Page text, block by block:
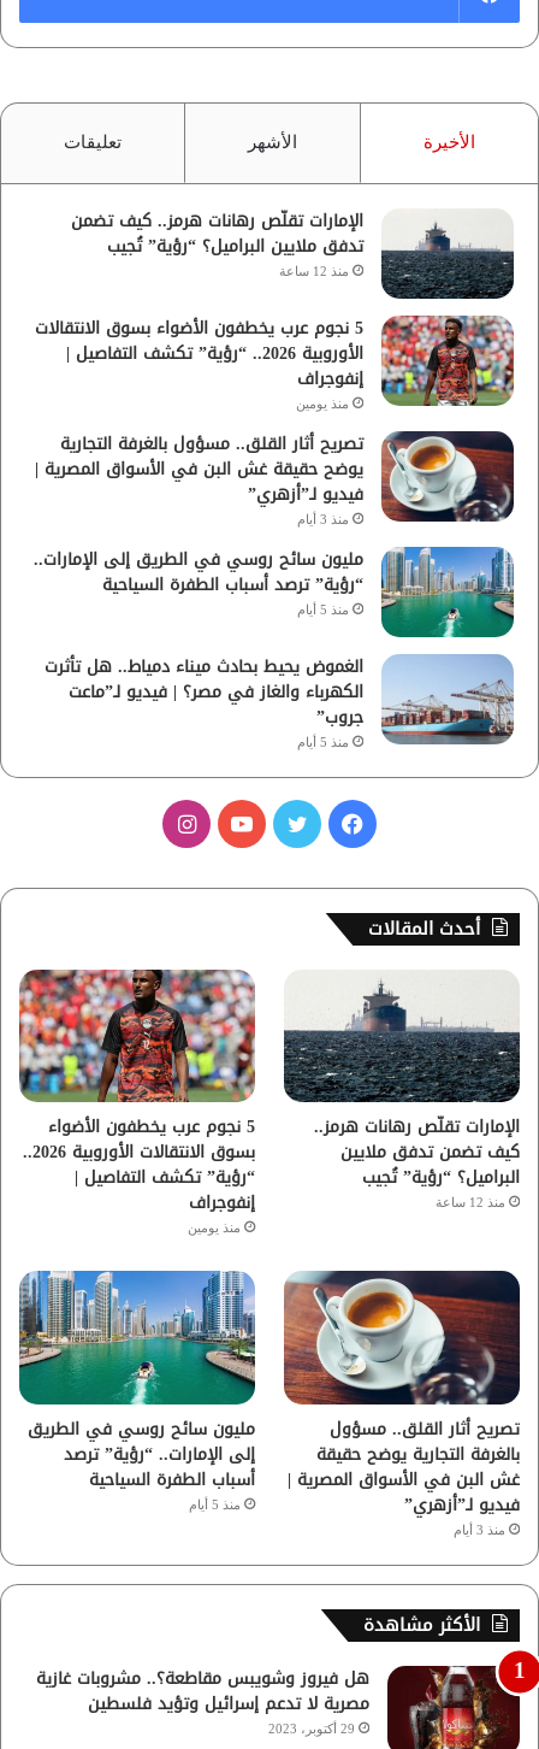
الأخيرة الأشهر تعليقات
الإمارات تقلّص رهانات هرمز.. كيف تضمن
تدفق ملايين البراميل؟ “رؤية” تُجيب
منذ 12 ساعة
5 نجوم عرب يخطفون الأضواء بسوق الانتقالات
الأوروبية 2026.. “رؤية” تكشف التفاصيل |
إنفوجراف
منذ يومين
تصريح أثار القلق.. مسؤول بالغرفة التجارية
يوضح حقيقة غش البن في الأسواق المصرية |
فيديو لـ”أزهري”
منذ 3 أيام
مليون سائح روسي في الطريق إلى الإمارات..
“رؤية” ترصد أسباب الطفرة السياحية
منذ 5 أيام
الغموض يحيط بحادث ميناء دمياط.. هل تأثرت
الكهرباء والغاز في مصر؟ | فيديو لـ”ماعت
جروب”
منذ 5 أيام
س
ب
ك
ي
و
ب
ت
ق
ر
م
أحدث المقالات
الإمارات تقلّص رهانات هرمز..
كيف تضمن تدفق ملايين
البراميل؟ “رؤية” تُجيب
منذ 12 ساعة
5 نجوم عرب يخطفون الأضواء
بسوق الانتقالات الأوروبية 2026..
“رؤية” تكشف التفاصيل |
إنفوجراف
منذ يومين
تصريح أثار القلق.. مسؤول
بالغرفة التجارية يوضح حقيقة
غش البن في الأسواق المصرية |
فيديو لـ”أزهري”
منذ 3 أيام
مليون سائح روسي في الطريق
إلى الإمارات.. “رؤية” ترصد
أسباب الطفرة السياحية
منذ 5 أيام
الأكثر مشاهدة
هل فيروز وشويبس مقاطعة؟.. مشروبات غازية
مصرية لا تدعم إسرائيل وتؤيد فلسطين
29 أكتوبر، 2023